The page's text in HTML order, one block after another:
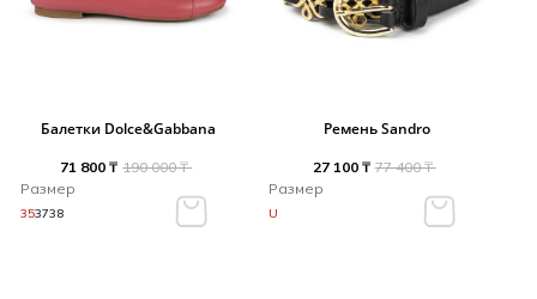
Балетки Dolce&Gabbana
71 800 ₸ 190 000 ₸
Размер
353738
Ремень Sandro
27 100 ₸ 77 400 ₸
Размер
U